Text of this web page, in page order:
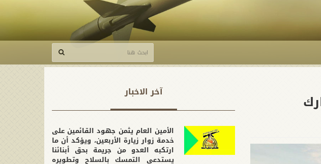
آخر الاخبار
الأمين العام يثمن جهود القائمين على
خدمة زوار زيارة الأربعين، ويؤكد أن ما
ارتكبه العدو من جريمة بحق أبنائنا
يستدعي التمسك بالسلاح وتطويره